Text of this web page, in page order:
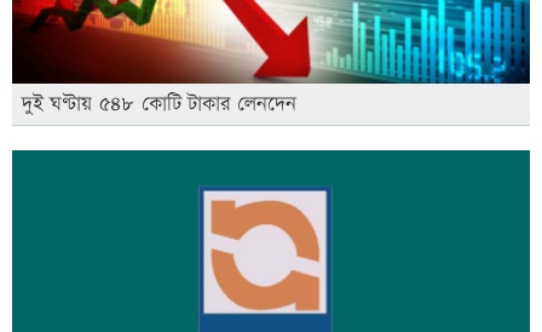
দুই ঘণ্টায় ৫৪৮ কোটি টাকার লেনদেন